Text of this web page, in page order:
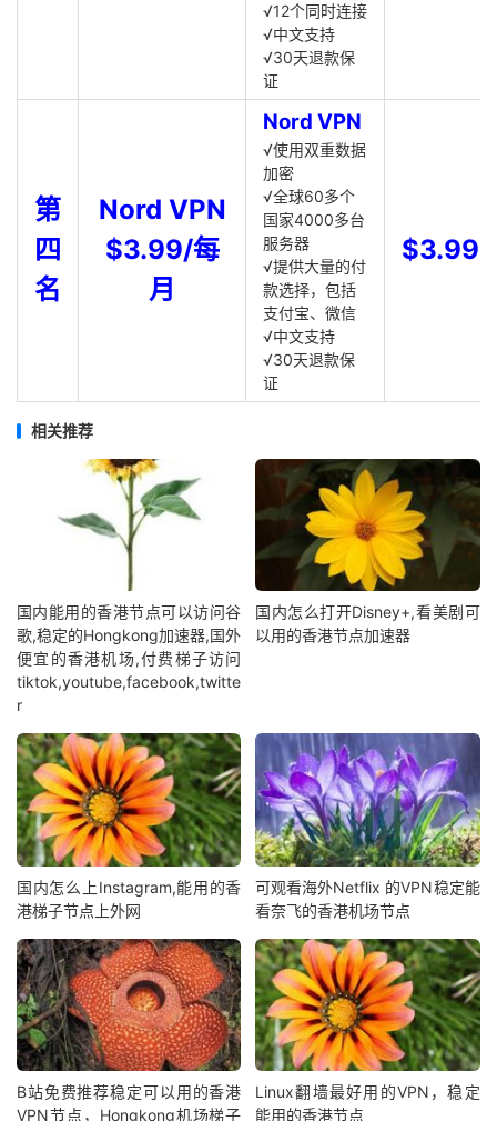
√12个同时连接
√中文支持
√30天退款保
证
第
四
名
Nord VPN
$3.99/每
月
Nord VPN
√使用双重数据
加密
√全球60多个
国家4000多台
服务器
√提供大量的付
款选择，包括
支付宝、微信
√中文支持
√30天退款保
证
$3.99
相关推荐
国内能用的香港节点可以访问谷
歌,稳定的Hongkong加速器,国外
便宜的香港机场,付费梯子访问
tiktok,youtube,facebook,twitte
r
国内怎么打开Disney+,看美剧可
以用的香港节点加速器
国内怎么上Instagram,能用的香
港梯子节点上外网
可观看海外Netflix 的VPN稳定能
看奈飞的香港机场节点
B站免费推荐稳定可以用的香港
VPN节点，Hongkong机场梯子
Linux翻墙最好用的VPN，稳定
能用的香港节点